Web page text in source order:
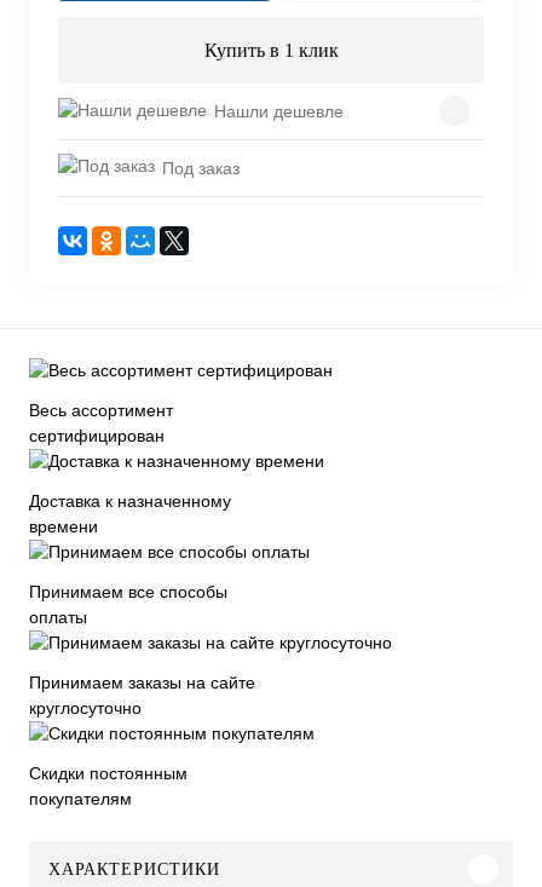
Купить в 1 клик
Нашли дешевле
Под заказ
Весь ассортимент
сертифицирован
Доставка к назначенному
времени
Принимаем все способы
оплаты
Принимаем заказы на сайте
круглосуточно
Скидки постоянным
покупателям
ХАРАКТЕРИСТИКИ